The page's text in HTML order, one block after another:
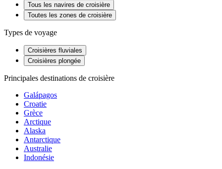
Tous les navires de croisière
Toutes les zones de croisière
Types de voyage
Croisières fluviales
Croisières plongée
Principales destinations de croisière
Galápagos
Croatie
Grèce
Arctique
Alaska
Antarctique
Australie
Indonésie